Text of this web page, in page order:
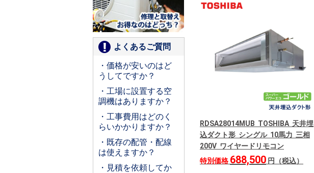
よくあるご質問
・価格が安いのはど
うしてですか？
・工場に設置する空
調機はありますか？
・工事費用はどのく
らいかかりますか？
・既存の配管・配線
は使えますか？
・見積を依頼してか
RDSA28014MUB TOSHIBA 天井埋
込ダクト形 シングル 10馬力 三相
200V ワイヤードリモコン
特別価格 688,500 円（税込）